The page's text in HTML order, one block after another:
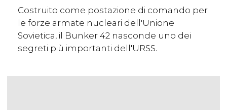
Costruito come postazione di comando per
le forze armate nucleari dell'Unione
Sovietica, il Bunker 42 nasconde uno dei
segreti più importanti dell'URSS.